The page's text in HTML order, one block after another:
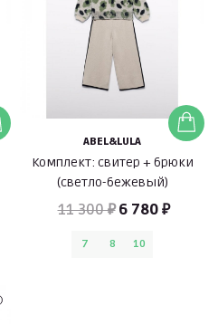
ABEL&LULA
Комплект: свитер + брюки
(светло-бежевый)
11 300 ₽ 6 780 ₽
7 8 10